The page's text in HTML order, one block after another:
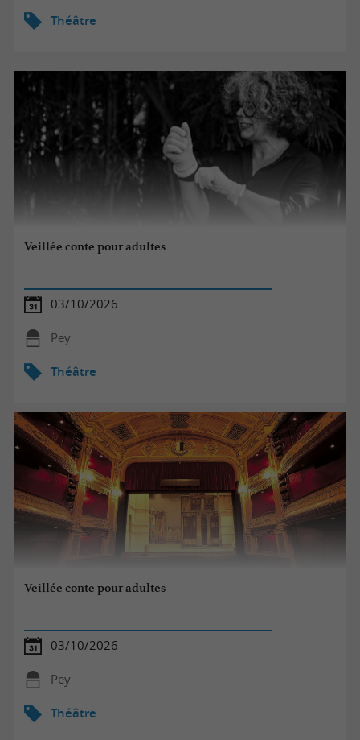
Théâtre
Veillée conte pour adultes
03/10/2026
Pey
Théâtre
Veillée conte pour adultes
03/10/2026
Pey
Théâtre